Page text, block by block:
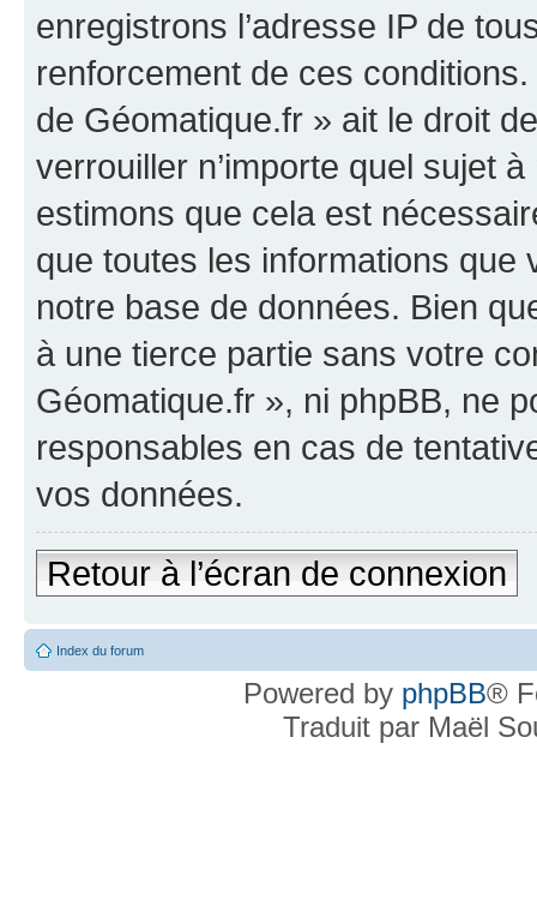
enregistrons l’adresse IP de
renforcement de ces
de Géomatique.fr » ait le droit
verrouiller n’importe quel sujet
estimons que cela est
que toutes les informations
notre base de données. Bien
à une tierce partie sans votre
Géomatique.fr », ni phpBB, ne
responsables en cas de
vos données.
Retour à l’écran de connexion
Index du forum
Powered by phpBB®
Traduit par Maël